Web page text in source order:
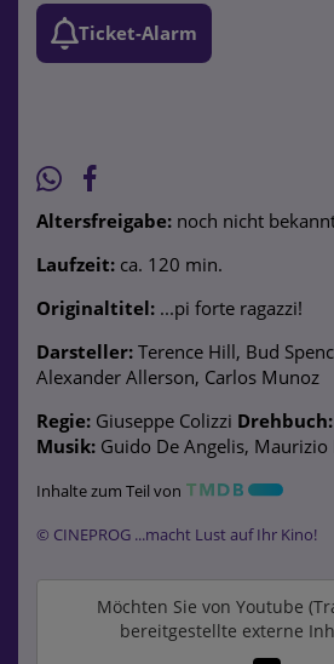
Ticket-Alarm
Altersfreigabe: noch nicht
Laufzeit: ca. 120 min.
Originaltitel: ...pi forte ragazzi!
Darsteller: Terence Hill, Bud
Alexander Allerson, Carlos Munoz
Regie: Giuseppe Colizzi Drehbuch:
Musik: Guido De Angelis, Maurizio
Inhalte zum Teil von
© CINEPROG ...macht Lust auf Ihr Kino!
Möchten Sie von Youtube
bereitgestellte externe